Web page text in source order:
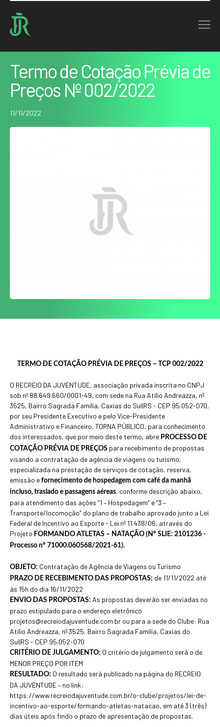
Home : Noticias : Termo de Cotação Prévia de Preços Nº 002/2022
Termo de Cotação Prévia de
Preços Nº 002/2022
11/11/2022
TERMO DE COTAÇÃO PRÉVIA DE PREÇOS – TCP 002/2022
O RECREIO DA JUVENTUDE, associação privada inscrita no CNPJ
sob nº 88.649.660/0001-49, com sede na Rua Atílio Andreazza, nº
3525, Bairro Sagrada Família, Caxias do Sul|RS - CEP 95.052-070,
por seu Presidente Executivo e pelo Vice-Presidente
Administrativo e Financeiro, TORNA PÚBLICO, para conhecimento
dos interessados, que por meio deste termo, abre PROCESSO DE
COTAÇÃO PRÉVIA DE PREÇOS para recebimento de propostas
visando a contratação de agência de viagens ou turismo,
especializada na prestação de serviços de cotação, reserva,
emissão e fornecimento de hospedagem com café da manhã
incluso, traslado e passagens aéreas, conforme descrição abaixo,
para atendimento das ações “1 – Hospedagem” e “3 –
Transporte/locomoção” do plano de trabalho aprovado junto a Lei
Federal de Incentivo ao Esporte - Lei nº 11.438/06, através do
Projeto FORMANDO ATLETAS – NATAÇÃO (Nº SLIE: 2101236 -
Processo nº 71000.060568/2021-61).
OBJETO: Contratação de Agência de Viagens ou Turismo
PRAZO DE RECEBIMENTO DAS PROPOSTAS: de 11/11/2022 até
às 15h do dia 16/11/2022
ENVIO DAS PROPOSTAS: As propostas deverão ser enviadas no
prazo estipulado para o endereço eletrônico
projetos@recreiodajuventude.com.br ou para a sede do Clube: Rua
Atílio Andreazza, nº 3525, Bairro Sagrada Família, Caxias do
Sul|RS - CEP 95.052-070
CRITÉRIO DE JULGAMENTO: O critério de julgamento será o de
MENOR PREÇO POR ITEM
RESULTADO: O resultado será publicado na página do RECREIO
DA JUVENTUDE – no link:
https://www.recreiodajuventude.com.br/o-clube/projetos/lei-de-
incentivo-ao-esporte/formando-atletas-natacao, em até 3 (três)
dias úteis após findo o prazo de apresentação de propostas.